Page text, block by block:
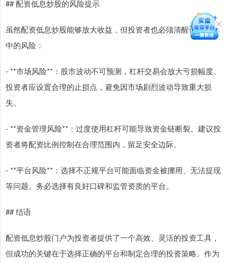
## 配资低息炒股的风险提示
虽然配资低息炒股能够放大收益，但投资者也必须清醒认识到其
中的风险：
- **市场风险**：股市波动不可预测，杠杆交易会放大亏损幅度。
投资者应设置合理的止损点，避免因市场剧烈波动导致重大损
失。
- **资金管理风险**：过度使用杠杆可能导致资金链断裂。建议投
资者将配资比例控制在合理范围内，留足安全边际。
- **平台风险**：选择不正规平台可能面临资金被挪用、无法提现
等问题。务必选择有良好口碑和监管资质的平台。
## 结语
配资低息炒股门户为投资者提供了一个高效、灵活的投资工具，
但成功的关键在于选择正确的平台和制定合理的投资策略。作为